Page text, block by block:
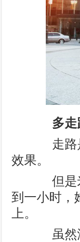
多走
走路是
效果。
但是米
到一小时，
上。
虽然没